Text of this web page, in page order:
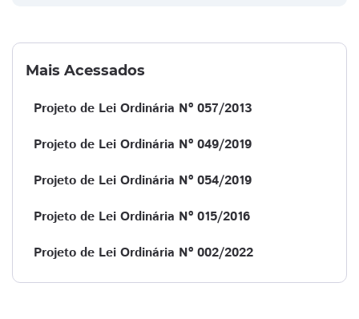
Mais Acessados
Projeto de Lei Ordinária Nº 057/2013
Projeto de Lei Ordinária Nº 049/2019
Projeto de Lei Ordinária Nº 054/2019
Projeto de Lei Ordinária Nº 015/2016
Projeto de Lei Ordinária Nº 002/2022